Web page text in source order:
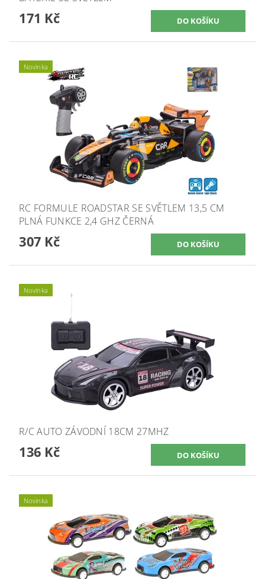
171 Kč
Novinka
RC FORMULE ROADSTAR SE SVĚTLEM 13,5 CM
PLNÁ FUNKCE 2,4 GHZ ČERNÁ
307 Kč
Novinka
R/C AUTO ZÁVODNÍ 18CM 27MHZ
136 Kč
Novinka